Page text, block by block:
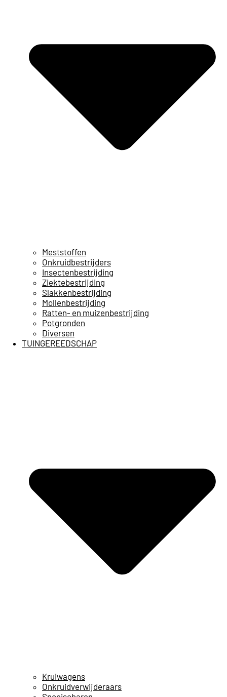
Meststoffen
Onkruidbestrijders
Insectenbestrijding
Ziektebestrijding
Slakkenbestrijding
Mollenbestrijding
Ratten- en muizenbestrijding
Potgronden
Diversen
TUINGEREEDSCHAP
Kruiwagens
Onkruidverwijderaars